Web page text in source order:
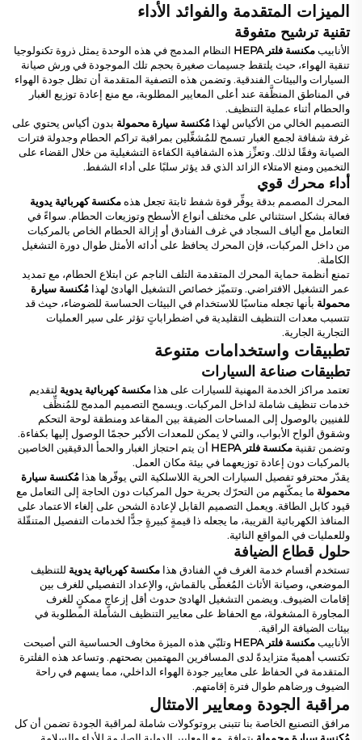
الميزات المتقدمة والفوائد الأداء
تقنية ترشيح متفوقة
الأنابيبمكنسة فلتر HEPA
النظام المدمج في هذه الوحدة يمثل ذروة تكنولوجيا
تنقية الهواء، حيث يلتقط جسيمات صغيرة بحجم تلك الموجودة في ورش صيانة
السيارات والبيئات الفندقية. وتضمن هذه التصفية المتقدمة أن تظل جودة الهواء
في المناطق المنظَّفة عند أعلى المعايير المطلوبة، مع منع إعادة توزيع الغبار
والحطام أثناء عملية التنظيف.
التصميم الخالي من الأكياس لهذا مُكنسة سيارة محمولة بدون أكياس يحتوي على
غرفة شفافة لجمع الغبار تسمح للمُشغِّلين بمراقبة تراكم الحطام وجدولة فترات
الصيانة وفقًا لذلك. وتعزِّز هذه الشفافية الكفاءة التشغيلية من خلال القضاء على
التخمين ومنع الامتلاء الزائد الذي قد يؤثر سلبًا على أداء الشفط.
أداء محرك قوي
المحرك المصمم بدقة يوفِّر قوة شفط ثابتة تجعل هذه مكنسة كهربائية يدوية
فعالة بشكل استثنائي على مختلف أنواع الأسطح وتوزيعات الحطام. سواءً في
التعامل مع ألياف السجاد في غرف الفنادق أو إزالة الحطام الخاص بالمركبات
من داخل المركبات، فإن المحرك يحافظ على أدائه الأمثل طوال دورة التشغيل
الكاملة.
تمنع أنظمة حماية المحرك المتقدمة التلف الناجم عن ابتلاع الحطام، مع تمديد
عمر التشغيل الافتراضي. وتتميّز خصائص التشغيل الهادئ لهذا مُكنسة سيارة
محمولة بأنها تجعله مناسبًا للاستخدام في البيئات الحساسة للضوضاء، حيث قد
تتسبب معدات التنظيف التقليدية في اضطراباتٍ تؤثر على سير العمليات
التجارية الجارية.
تطبيقات واستخدامات متنوعة
تطبيقات صناعة السيارات
تعتمد مراكز الخدمة المهنية للسيارات على هذا مكنسة كهربائية يدوية لتقديم
خدمات تنظيف شاملة لداخل المركبات. ويسمح التصميم المدمج للمُنظِّف
للفنيين بالوصول إلى المساحات الضيقة بين المقاعد ومنطقة لوحة التحكم
وشقوق ألواح الأبواب، والتي لا يمكن للمعدات الأكبر حجمًا الوصول إليها بكفاءة.
وتضمن تقنية مكنسة فلتر HEPA
أن يتم احتجاز الغبار والحمأ الدقيقين الخاصين
بالمركبات دون إعادة توزيعهما في بيئة مكان العمل.
يقدّر محترفو تفصيل السيارات الحرية اللاسلكية التي يوفّرها هذا مُكنسة سيارة
محمولة ما يمكّنهم من التحرّك بحرية حول المركبات دون الحاجة إلى التعامل مع
قيود كابل الطاقة. ويعمل التصميم القابل لإعادة الشحن على إلغاء الاعتماد على
المنافذ الكهربائية القريبة، ما يجعله ذا قيمةٍ كبيرةٍ جدًّا لخدمات التفصيل المتنقّلة
وللعمليات في المواقع النائية.
حلول قطاع الضيافة
تستخدم أقسام خدمة الغرف في الفنادق هذا مكنسة كهربائية يدوية للتنظيف
الموضعي، وصيانة الأثاث المُغطّى بالقماش، والإعداد التفصيلي للغرف بين
إقامات الضيوف. ويضمن التشغيل الهادئ حدوث أقل إزعاجٍ ممكنٍ للغرف
المجاورة المشغولة، مع الحفاظ على معايير التنظيف الشاملة المطلوبة في
بيئات الضيافة الراقية.
الأنابيبمكنسة فلتر HEPA
وتلبّي هذه الميزة مخاوف الحساسية التي أصبحت
تكتسب أهميةً متزايدةً لدى المسافرين المهتمين بصحتهم. وتساعد هذه الفلترة
المتقدمة في الحفاظ على معايير جودة الهواء الداخلي، مما يسهم في راحة
الضيوف ورضاهم طوال فترة إقامتهم.
مراقبة الجودة ومعايير الامتثال
مرافق التصنيع الخاصة بنا تتبنى بروتوكولات شاملة لمراقبة الجودة تضمن أن كل
مُكنسة سيارة محمولة يتوافق مع المعايير الدولية الصارمة للأداء والسلامة.